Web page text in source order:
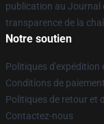
publication au Journal
transparence de la
Notre soutien
Politiques d'expédition
Conditions de paiement
Politiques de retour et
Contactez-nous